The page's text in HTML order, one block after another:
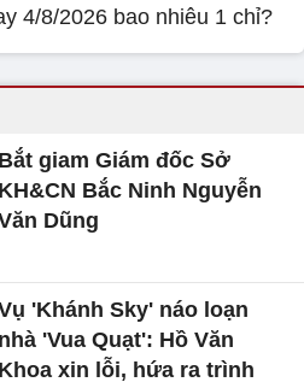
4/8/2026 bao nhiêu 1 chỉ?
Bắt giam Giám đốc Sở
KH&CN Bắc Ninh Nguyễn
Dũng
'Khánh Sky' náo loạn
nhà 'Vua Quạt': Hồ Văn
Khoa xin lỗi, hứa ra trình